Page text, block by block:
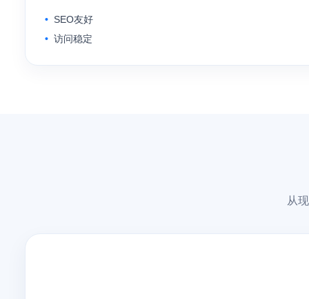
SEO友好
访问稳定
从